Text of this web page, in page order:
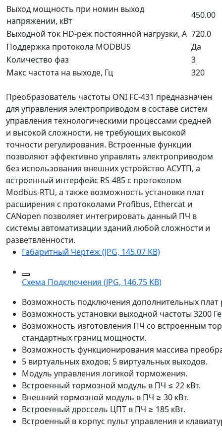
Выход мощность при номин выход
напряжении, кВт
450.00
Выходной ток HD-реж постоянной нагрузки, А 720.0
Поддержка протокола MODBUS
Да
Количество фаз
3
Макс частота на выходе, Гц
320
Преобразователь частоты ONI FC-431 предназначен
для управления электроприводом в составе систем
управления технологическими процессами средней
и высокой сложности, не требующих высокой
точности регулирования. Встроенные функции
позволяют эффективно управлять электроприводом
без использования внешних устройство АСУТП, а
встроенный интерфейс RS-485 с протоколом
Modbus-RTU, а также возможность установки плат
расширения с протоколами Profibus, Ethercat и
CANopen позволяет интегрировать данный ПЧ в
системы автоматизации зданий любой сложности и
разветвлённости.
Габаритный Чертеж (JPG, 145.07 KB)
Схема Подключения (JPG, 146.75 KB)
Возможность подключения дополнительных
Возможность установки выходной частоты 3200
Возможность изготовления ПЧ со встроенным
стандартных границ мощности.
Возможность функционирования массива
5 виртуальных входов; 5 виртуальных выходов.
Модуль управления логикой торможения.
Встроенный тормозной модуль в ПЧ ≤ 22 кВт.
Внешний тормозной модуль в ПЧ ≥ 30 кВт.
Встроенный дроссель ЦПТ в ПЧ ≥ 185 кВт.
Встроенный в корпус пульт управления и